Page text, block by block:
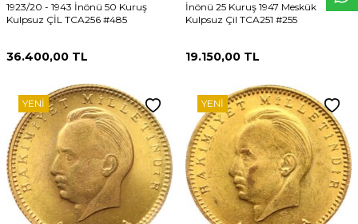
1923/20 - 1943 İnönü 50 Kuruş
Kulpsuz ÇİL TCA256 #485
36.400,00 TL
İnönü 25 Kuruş 1947 Meskük
Kulpsuz Çil TCA251 #255
19.150,00 TL
YENI YENI